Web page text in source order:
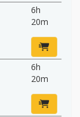
6h
20m
6h
20m